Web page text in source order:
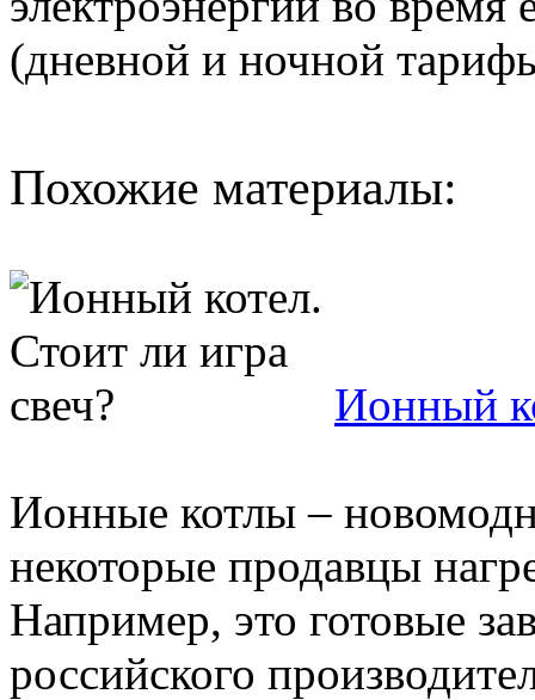
(дневной и ночной
Похожие материалы:
Ионный
Ионные котлы –
некоторые продавцы
Например, это готовые
российского